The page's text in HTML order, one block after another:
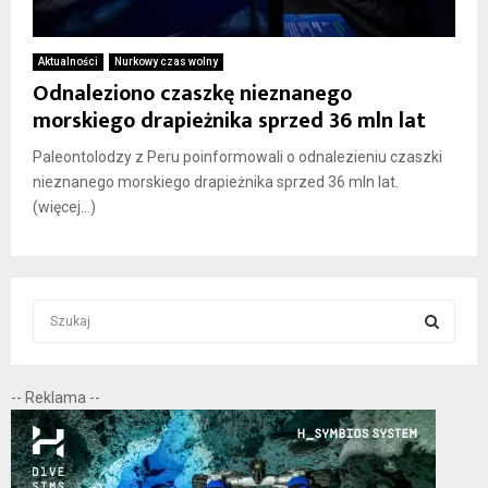
Aktualności Nurkowy czas wolny
Odnaleziono czaszkę nieznanego
morskiego drapieżnika sprzed 36 mln lat
Paleontolodzy z Peru poinformowali o odnalezieniu czaszki
nieznanego morskiego drapieżnika sprzed 36 mln lat.
(więcej…)
c
h
f
o
E
A
-- Reklama --